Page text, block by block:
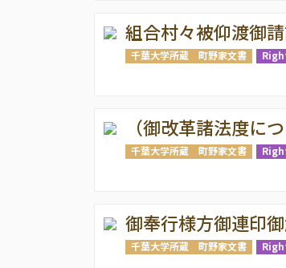
組合村々被仰渡御
千葉大学所蔵 町野家文書
（御改革諸法度に
千葉大学所蔵 町野家文書
御奉行様方御連印
千葉大学所蔵 町野家文書